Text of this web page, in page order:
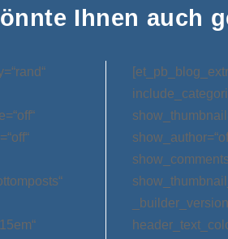
Ihnen auch